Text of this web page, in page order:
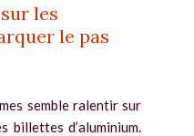
les
le pas
semble ralentir sur
d’aluminium.